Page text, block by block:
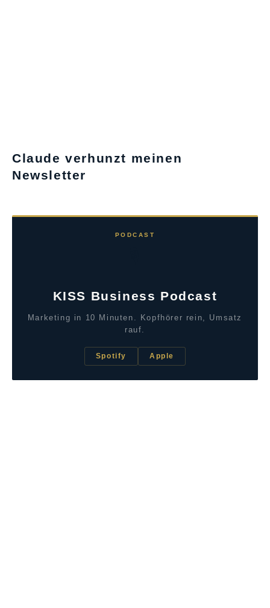
Claude verhunzt meinen
Newsletter
PODCAST
KISS Business Podcast
Marketing in 10 Minuten. Kopfhörer rein, Umsatz
rauf.
Spotify Apple